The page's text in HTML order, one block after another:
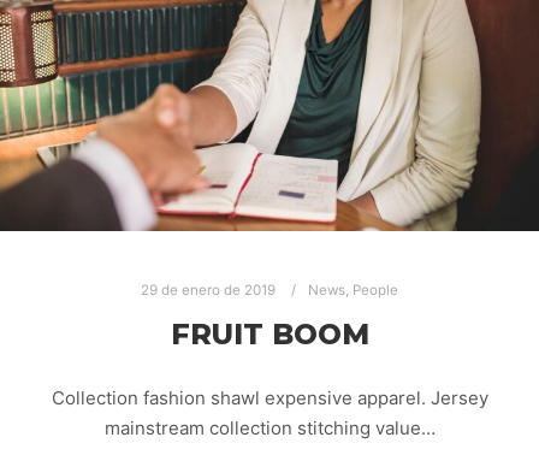
29 de enero de 2019 News, People
FRUIT BOOM
Collection fashion shawl expensive apparel. Jersey
mainstream collection stitching value…